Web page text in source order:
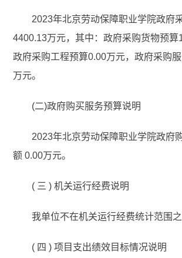
2023年北京劳动保障职业学院政府
4400.13万元，其中：政府采购货物预算
政府采购工程预算0.00万元，政府采购
万元。
(二)政府购买服务预算说明
2023年北京劳动保障职业学院政府
额 0.00万元。
( 三 ) 机关运行经费说明
我单位不在机关运行经费统计范围之
( 四 ) 项目支出绩效目标情况说明